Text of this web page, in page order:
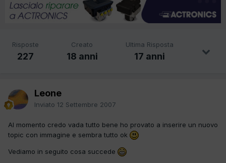
Risposte
227
Creato
18 anni
Ultima Risposta
17 anni
Leone
Inviato 12 Settembre 2007
Al momento credo vada tutto bene ho provato a inserire un nuovo
topic con immagine e sembra tutto ok
Vediamo in seguito cosa succede